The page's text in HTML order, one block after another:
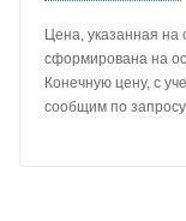
Цена, указанная на
сформирована на
Конечную цену, с
сообщим по